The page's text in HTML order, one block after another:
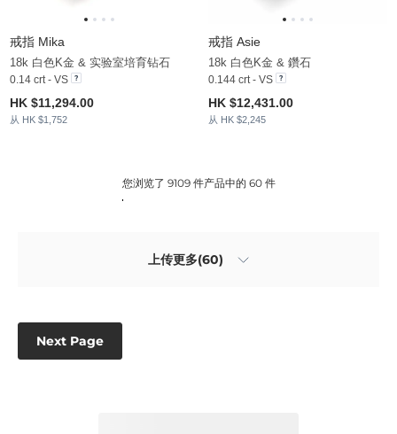
戒指 Mika
18k 白色K金 & 实验室培育钻石
0.14 crt - VS
HK $11,294.00
从 HK $1,752
戒指 Asie
18k 白色K金 & 鑽石
0.144 crt - VS
HK $12,431.00
从 HK $2,245
您浏览了 9109 件产品中的 60 件
上传更多(60)
Next Page